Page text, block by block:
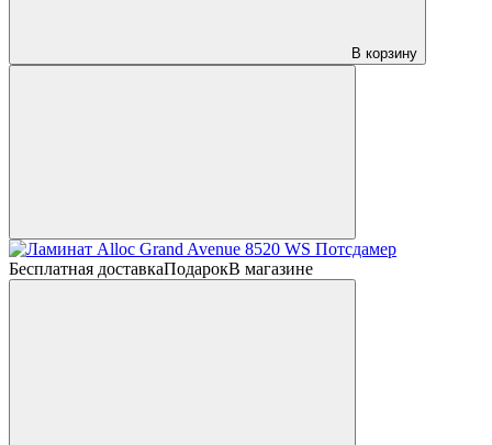
В корзину
Бесплатная доставкаПодарокВ магазине